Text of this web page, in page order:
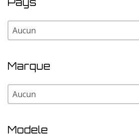
Pays
Pays
Marque
Marque
Marque
Modele